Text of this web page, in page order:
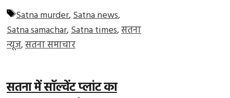
Tags
Satna murder,Satna news,
Satna samachar,Satna times,सतना
न्यूज,सतना समाचार
सतना में सॉल्वेंट प्लांट का